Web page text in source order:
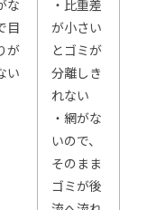
な
目
が
い
・比重差
が小さい
とゴミが
分離しき
れない
・網がな
いので、
そのまま
ゴミが後